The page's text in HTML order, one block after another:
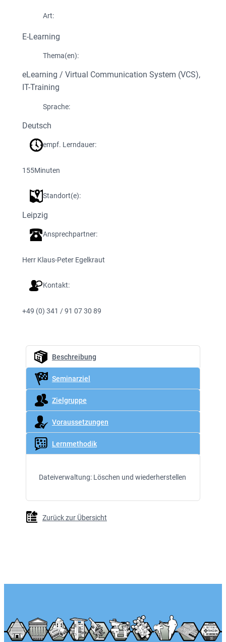
Art:
E-Learning
Thema(en):
eLearning / Virtual Communication System (VCS),
IT-Training
Sprache:
Deutsch
empf. Lerndauer:
155Minuten
Standort(e):
Leipzig
Ansprechpartner:
Herr Klaus-Peter Egelkraut
Kontakt:
+49 (0) 341 / 91 07 30 89
Beschreibung
Seminarziel
Zielgruppe
Voraussetzungen
Lernmethodik
Dateiverwaltung: Löschen und wiederherstellen
Zurück zur Übersicht